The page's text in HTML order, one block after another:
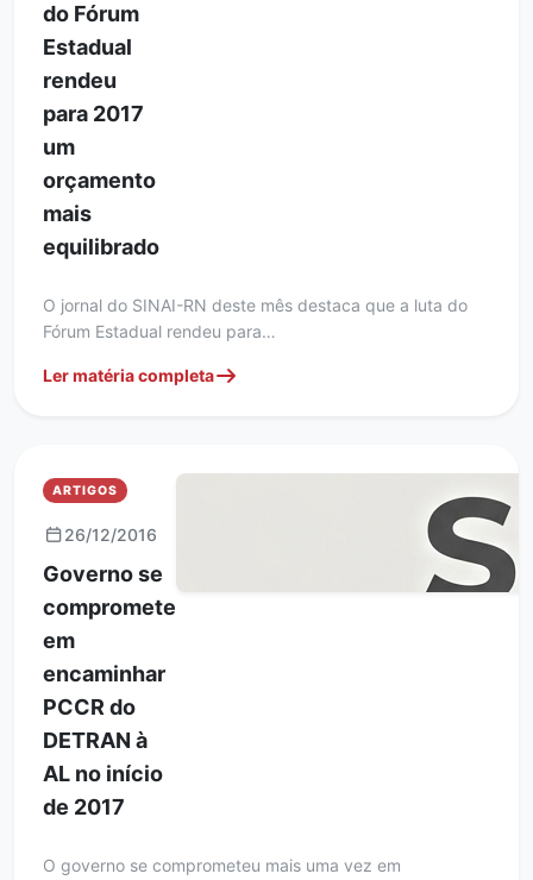
do Fórum
Estadual
rendeu
para 2017
um
orçamento
mais
equilibrado
O jornal do SINAI-RN deste mês destaca que a luta do
Fórum Estadual rendeu para…
Ler matéria completa
ARTIGOS
26/12/2016
Governo se
compromete
em
encaminhar
PCCR do
DETRAN à
AL no início
de 2017
O governo se comprometeu mais uma vez em